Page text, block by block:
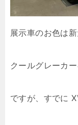
展示車のお色は
クールグレーカー
ですが、すでに